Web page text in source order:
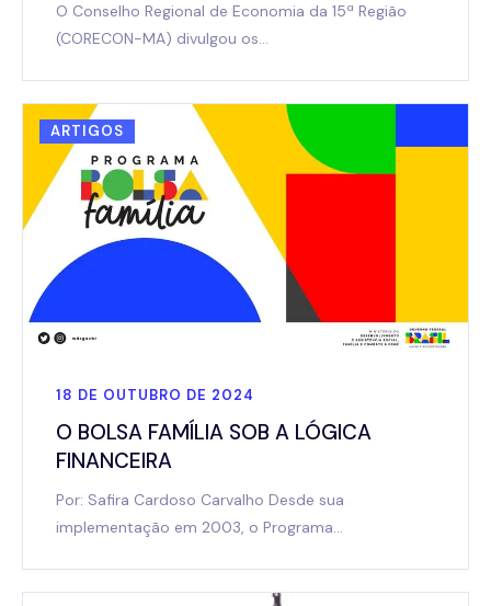
O Conselho Regional de Economia da 15ª Região
(CORECON-MA) divulgou os…
ARTIGOS
18 DE OUTUBRO DE 2024
O BOLSA FAMÍLIA SOB A LÓGICA
FINANCEIRA
Por: Safira Cardoso Carvalho Desde sua
implementação em 2003, o Programa…